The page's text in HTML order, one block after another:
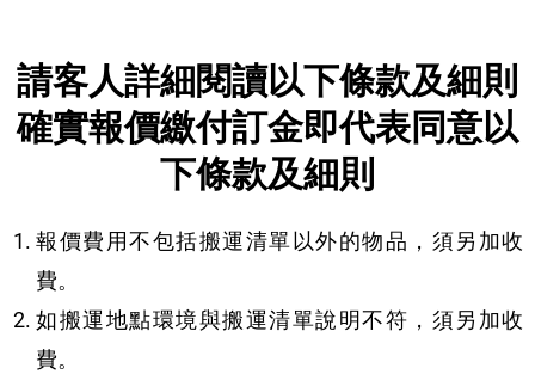
請客人詳細閱讀以下條款及細則
確實報價繳付訂金即代表同意以
下條款及細則
報價費用不包括搬運清單以外的物品，須另加收
費。
如搬運地點環境與搬運清單說明不符，須另加收
費。